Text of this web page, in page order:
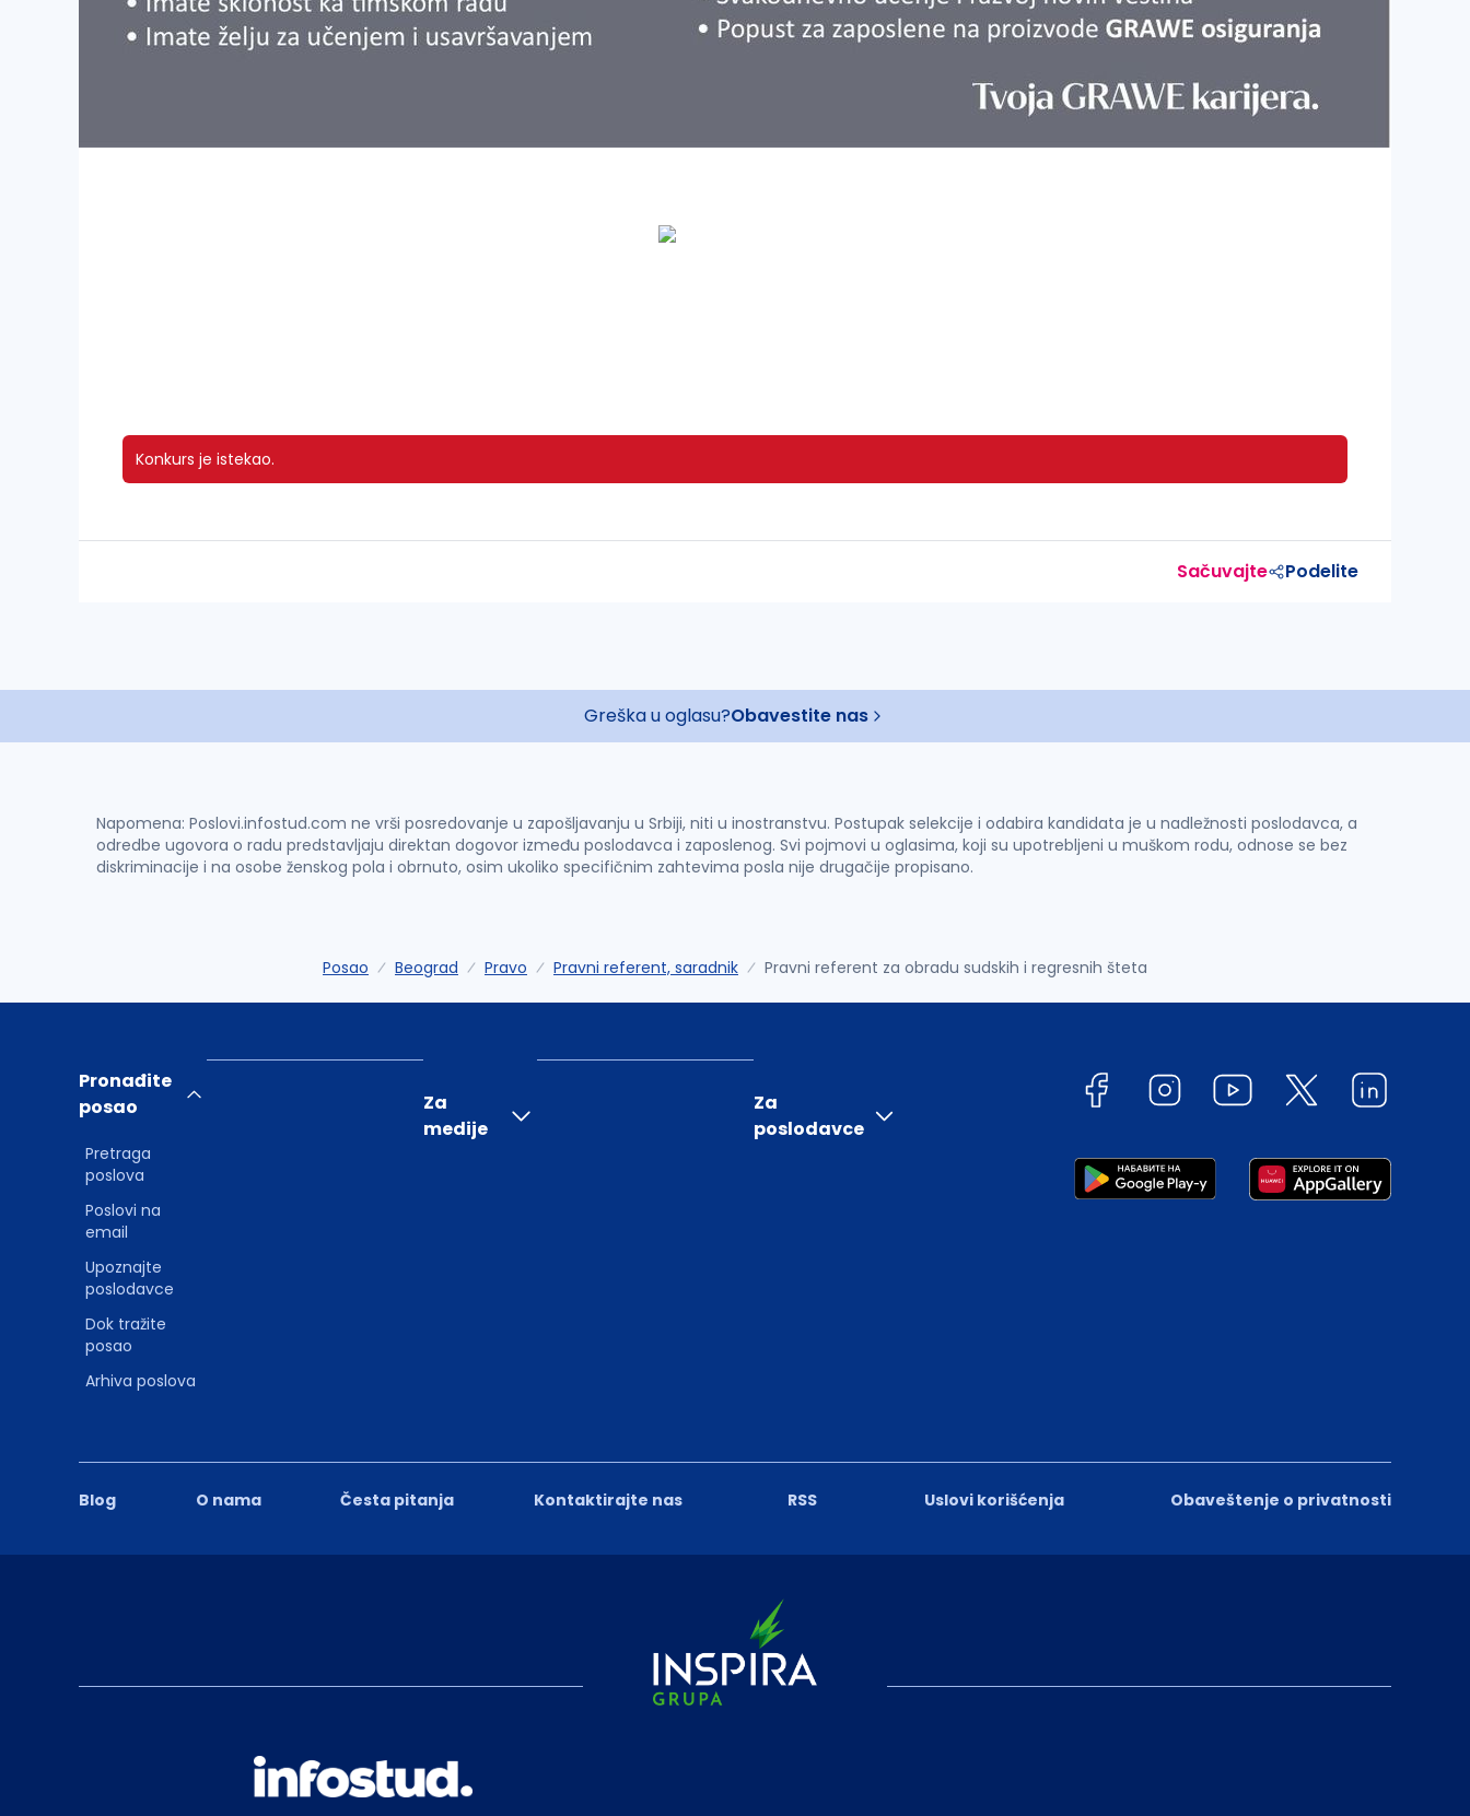
Konkurs je istekao.
Sačuvajte Podelite
Greška u oglasu?Obavestite nas
Napomena: Poslovi.infostud.com ne vrši posredovanje u zapošljavanju u Srbiji, niti u inostranstvu. Postupak selekcije i odabira kandidata je u nadležnosti poslodavca, a
odredbe ugovora o radu predstavljaju direktan dogovor između poslodavca i zaposlenog. Svi pojmovi u oglasima, koji su upotrebljeni u muškom rodu, odnose se bez
diskriminacije i na osobe ženskog pola i obrnuto, osim ukoliko specifičnim zahtevima posla nije drugačije propisano.
Posao Beograd Pravo Pravni referent, saradnik Pravni referent za obradu sudskih i regresnih šteta
Blog O nama Česta pitanja Kontaktirajte nas RSS Uslovi korišćenja Obaveštenje o privatnosti
Pronađite
posao
Pretraga
poslova
Poslovi na
email
Upoznajte
poslodavce
Dok tražite
posao
Arhiva poslova
Za
medije
Za
poslodavce